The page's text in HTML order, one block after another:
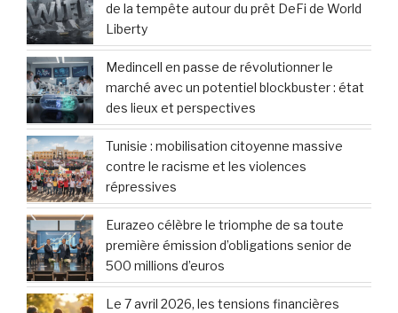
de la tempête autour du prêt DeFi de World
Liberty
Medincell en passe de révolutionner le
marché avec un potentiel blockbuster : état
des lieux et perspectives
Tunisie : mobilisation citoyenne massive
contre le racisme et les violences
répressives
Eurazeo célèbre le triomphe de sa toute
première émission d’obligations senior de
500 millions d’euros
Le 7 avril 2026, les tensions financières